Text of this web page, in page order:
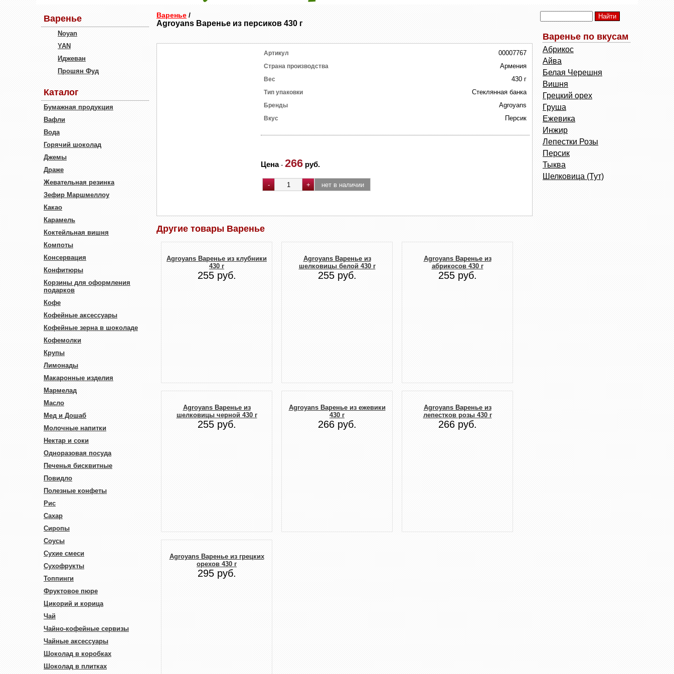
Варенье
Noyan
YAN
Иджеван
Прошян Фуд
Каталог
Бумажная продукция
Вафли
Вода
Горячий шоколад
Джемы
Драже
Жевательная резинка
Зефир Маршмеллоу
Какао
Карамель
Коктейльная вишня
Компоты
Консервация
Конфитюры
Корзины для оформления
подарков
Кофе
Кофейные аксессуары
Кофейные зерна в шоколаде
Кофемолки
Крупы
Лимонады
Макаронные изделия
Мармелад
Масло
Мед и Дошаб
Молочные напитки
Нектар и соки
Одноразовая посуда
Печенья бисквитные
Повидло
Полезные конфеты
Рис
Сахар
Сиропы
Соусы
Сухие смеси
Сухофрукты
Топпинги
Фруктовое пюре
Цикорий и корица
Чай
Чайно-кофейные сервизы
Чайные аксессуары
Шоколад в коробках
Шоколад в плитках
Варенье /
Agroyans Варенье из персиков 430 г
Артикул 00007767
Страна производства Армения
Вес 430 г
Тип упаковки Стеклянная банка
Бренды Agroyans
Вкус Персик
Цена- 266 руб.
Другие товары Варенье
Agroyans Варенье из клубники
430 г
255 руб.
Agroyans Варенье из
шелковицы белой 430 г
255 руб.
Agroyans Варенье из
абрикосов 430 г
255 руб.
Agroyans Варенье из
шелковицы черной 430 г
255 руб.
Agroyans Варенье из ежевики
430 г
266 руб.
Agroyans Варенье из
лепестков розы 430 г
266 руб.
Agroyans Варенье из грецких
орехов 430 г
295 руб.
Варенье по вкусам
Абрикос
Айва
Белая Черешня
Вишня
Грецкий орех
Груша
Ежевика
Инжир
Лепестки Розы
Персик
Тыква
Шелковица (Тут)